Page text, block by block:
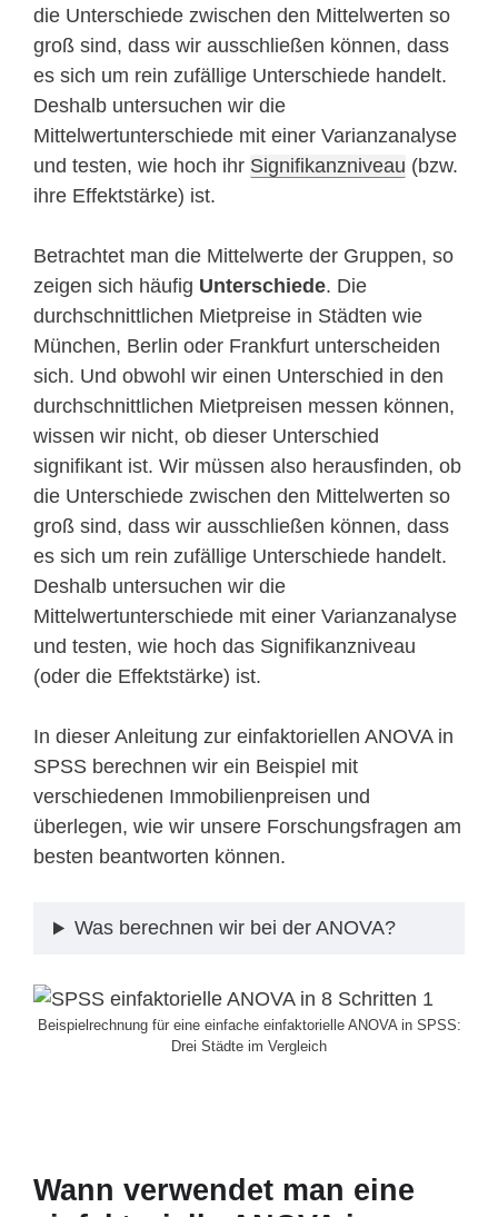
die Unterschiede zwischen den Mittelwerten so
groß sind, dass wir ausschließen können, dass
es sich um rein zufällige Unterschiede handelt.
Deshalb untersuchen wir die
Mittelwertunterschiede mit einer Varianzanalyse
und testen, wie hoch ihr Signifikanzniveau (bzw.
ihre Effektstärke) ist.
Betrachtet man die Mittelwerte der Gruppen, so
zeigen sich häufig Unterschiede. Die
durchschnittlichen Mietpreise in Städten wie
München, Berlin oder Frankfurt unterscheiden
sich. Und obwohl wir einen Unterschied in den
durchschnittlichen Mietpreisen messen können,
wissen wir nicht, ob dieser Unterschied
signifikant ist. Wir müssen also herausfinden, ob
die Unterschiede zwischen den Mittelwerten so
groß sind, dass wir ausschließen können, dass
es sich um rein zufällige Unterschiede handelt.
Deshalb untersuchen wir die
Mittelwertunterschiede mit einer Varianzanalyse
und testen, wie hoch das Signifikanzniveau
(oder die Effektstärke) ist.
In dieser Anleitung zur einfaktoriellen ANOVA in
SPSS berechnen wir ein Beispiel mit
verschiedenen Immobilienpreisen und
überlegen, wie wir unsere Forschungsfragen am
besten beantworten können.
Was berechnen wir bei der ANOVA?
Beispielrechnung für eine einfache einfaktorielle ANOVA in SPSS:
Drei Städte im Vergleich
Wann verwendet man eine